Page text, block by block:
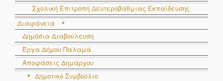
Σχολική Επιτροπή Δευτεροβάθμιας Εκπαίδευσης
Διαφάνεια
Δημόσια Διαβούλευση
Έργα Δήμου Παλαμά
Αποφάσεις Δημάρχου
Δημοτικό Συμβούλιο